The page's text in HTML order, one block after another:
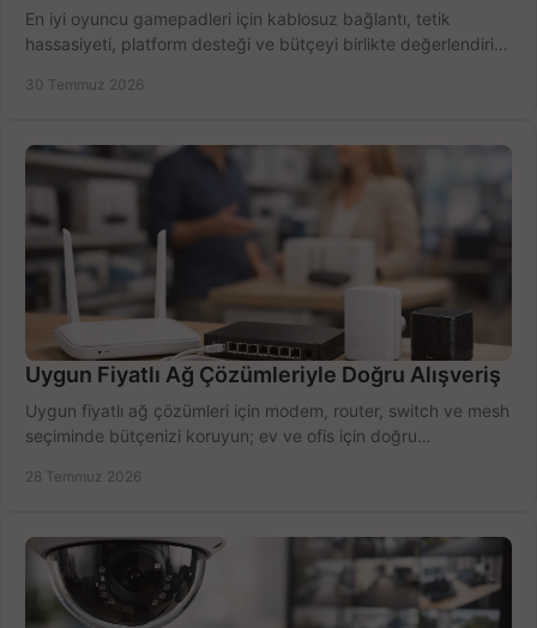
En iyi oyuncu gamepadleri için kablosuz bağlantı, tetik
hassasiyeti, platform desteği ve bütçeyi birlikte değerlendirin;
30 Temmuz 2026
Uygun Fiyatlı Ağ Çözümleriyle Doğru Alışveriş
Uygun fiyatlı ağ çözümleri için modem, router, switch ve mesh
seçiminde bütçenizi koruyun; ev ve ofis için doğru
28 Temmuz 2026